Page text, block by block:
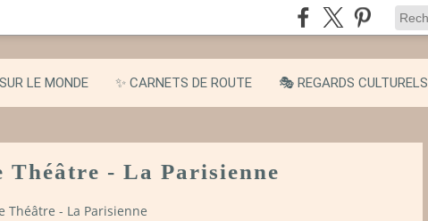
LE MONDE ✨ CARNETS DE ROUTE 🎭 REGARDS CULTURELS
- La Parisienne
- La Parisienne